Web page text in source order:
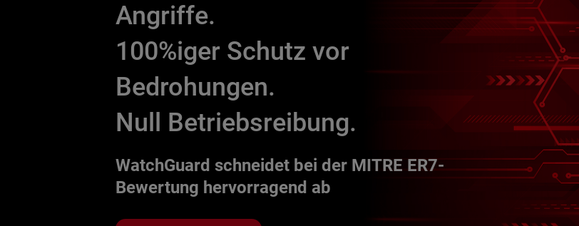
Angriffe.
100%iger Schutz vor
Bedrohungen.
Null Betriebsreibung.
WatchGuard schneidet bei der MITRE ER7-
Bewertung hervorragend ab